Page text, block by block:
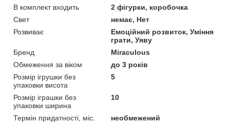
В комплект входить
2 фігурки, коробочка
Свет
немає, Нет
Розвиває
Емоційний розвиток, Уміння
грати, Уяву
Бренд
Miraculous
Обмеження за віком
до 3 років
Розмір ігрушки без
упаковки висота
5
Розмір іграшки без
упаковки ширина
10
Термін придатності, міс.
необмежений